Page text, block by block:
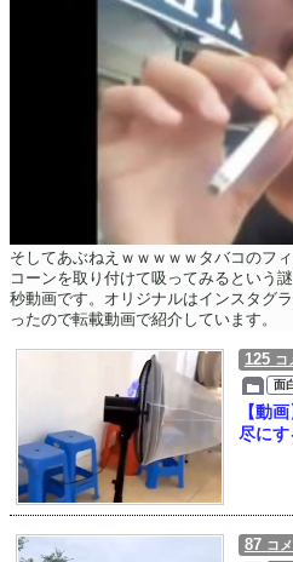
そしてあぶねえｗｗｗｗｗタバコのフ
コーンを取り付けて吸ってみるという
秒動画です。オリジナルはインスタグ
ったので転載動画で紹介しています。
125 コ
面
【動
尽にす
87 コ